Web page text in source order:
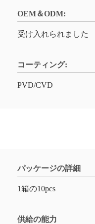
OEM＆ODM:
受け入れられました
コーティング:
PVD/CVD
パッケージの詳細
1箱の10pcs
供給の能力